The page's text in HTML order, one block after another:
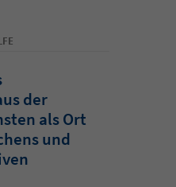
der
als Ort
und